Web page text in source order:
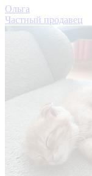
Ольга
Частный продавец